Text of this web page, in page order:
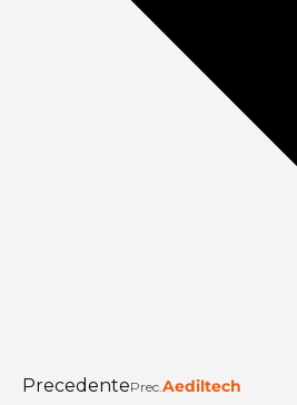
PrecedentePrec.Aediltech